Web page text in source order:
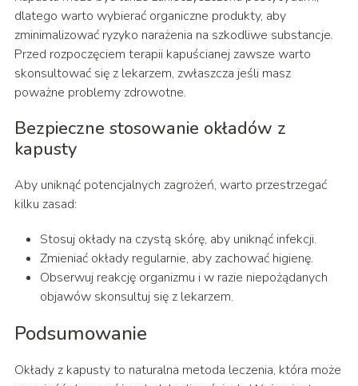
dlatego warto wybierać organiczne produkty, aby
zminimalizować ryzyko narażenia na szkodliwe substancje.
Przed rozpoczęciem terapii kapuścianej zawsze warto
skonsultować się z lekarzem, zwłaszcza jeśli masz
poważne problemy zdrowotne.
Bezpieczne stosowanie okładów z
kapusty
Aby uniknąć potencjalnych zagrożeń, warto przestrzegać
kilku zasad:
Stosuj okłady na czystą skórę, aby uniknąć infekcji.
Zmieniać okłady regularnie, aby zachować higienę.
Obserwuj reakcję organizmu i w razie niepożądanych
objawów skonsultuj się z lekarzem.
Podsumowanie
Okłady z kapusty to naturalna metoda leczenia, która może